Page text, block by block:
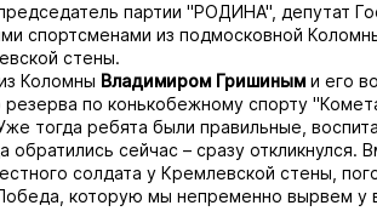
партии "РОДИНА", депутат
спортсменами из подмосковной
стены.
Коломны Владимиром Гришиными его
резерва по конькобежному спорту
тогда ребята были правильные,
обратились сейчас – сразу откликнулся.
солдата у Кремлевской стены,
которую мы непременно вырвем у